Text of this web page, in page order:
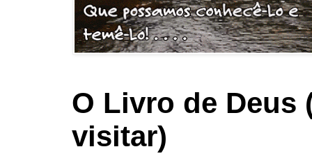
O Livro de Deus
visitar)